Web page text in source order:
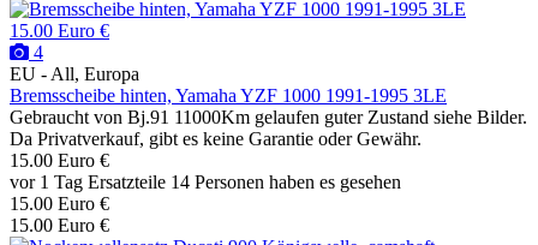
15.00 Euro €
4
EU - All, Europa
Bremsscheibe hinten, Yamaha YZF 1000 1991-1995 3LE
Gebraucht von Bj.91 11000Km gelaufen guter Zustand siehe Bilder.
Da Privatverkauf, gibt es keine Garantie oder Gewähr.
15.00 Euro €
vor 1 Tag Ersatzteile 14 Personen haben es gesehen
15.00 Euro €
15.00 Euro €